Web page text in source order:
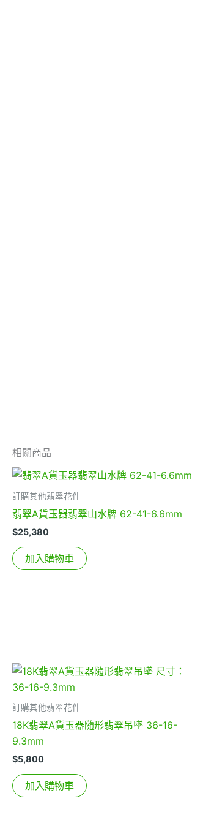
相關商品
訂購其他翡翠花件
翡翠A貨玉器翡翠山水牌 62-41-6.6mm
$25,380
加入購物車
訂購其他翡翠花件
18K翡翠A貨玉器隨形翡翠吊墜 36-16-
9.3mm
$5,800
加入購物車